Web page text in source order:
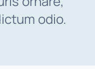
odio.